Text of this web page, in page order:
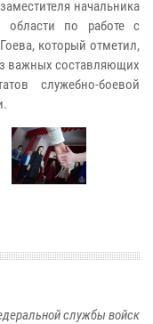
начальника
области по работе с
который отметил,
важных составляющих
служебно-боевой
службы войск